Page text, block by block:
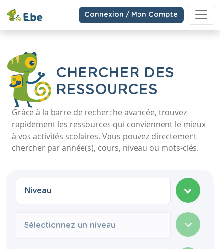
Connexion / Mon Compte
CHERCHER DES
RESSOURCES
Grâce à la barre de recherche avancée, trouvez
rapidement les ressources qui conviennent le mieux
à vos activités scolaires. Vous pouvez directement
chercher par année(s), cours, niveau ou mots-clés.
Sélectionnez un niveau